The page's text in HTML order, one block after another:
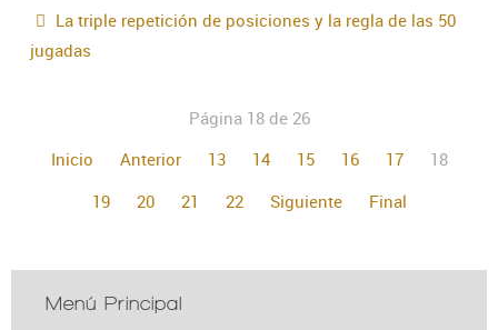
La triple repetición de posiciones y la regla de las 50
jugadas
Página 18 de 26
Inicio
Anterior 13 14 15 16 17
18
19
20 21 22 Siguiente Final
Menú Principal